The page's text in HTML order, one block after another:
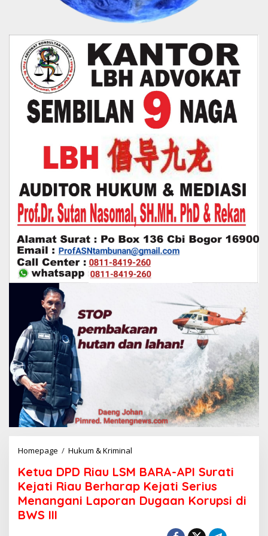
Homepage / Hukum & Kriminal
t
u
a
D
Ketua DPD Riau LSM BARA-API Surati
Kejati Riau Berharap Kejati Serius
Menangani Laporan Dugaan Korupsi di
BWS III